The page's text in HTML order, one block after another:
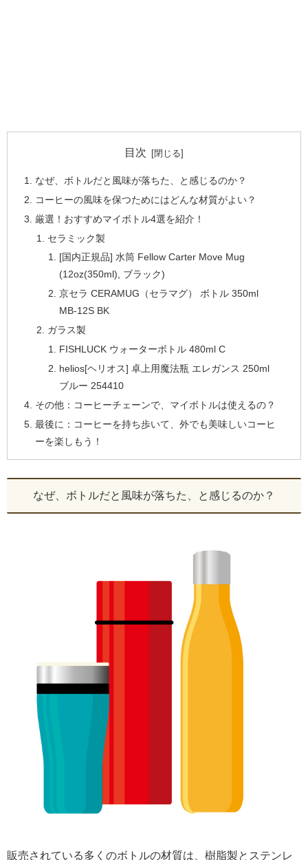
目次
なぜ、ボトルだと風味が落ちた、と感じるのか？
コーヒーの風味を保つためにはどんな材質がよい？
厳選！おすすめマイボトル4選を紹介！
セラミック製
[国内正規品] 水筒 Fellow Carter Move Mug
(12oz(350ml), ブラック)
京セラ CERAMUG（セラマグ） ボトル 350ml
MB-12S BK
ガラス製
FISHLUCK ウォーターボトル 480ml C
helios[ヘリオス] 卓上用魔法瓶 エレガンス 250ml
ブルー 254410
その他：コーヒーチェーンで、マイボトルは使えるの？
最後に：コーヒーを持ち歩いて、外でも美味しいコーヒ
ーを楽しもう！
なぜ、ボトルだと風味が落ちた、と感じるのか？
販売されている多くのボトルの材質は、樹脂製とステンレ